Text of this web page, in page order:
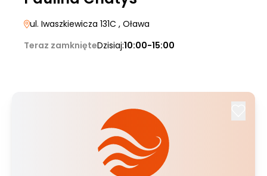
ul. Iwaszkiewicza 131C , Oława
Teraz zamknięteDzisiaj:10:00-15:00